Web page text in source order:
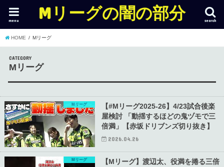
Mリーグの闇の部分 search
menu
HOME Mリーグ
CATEGORY
Mリーグ
Mリーグ
【#Mリーグ2025-26】4/23試合後楽
屋検討 「動揺するほどの鬼ヅモで三
倍満」【赤坂ドリブンズ切り抜き】
2026.04.26
Mリーグ
【Mリーグ】渡辺太、役満を捲る三倍